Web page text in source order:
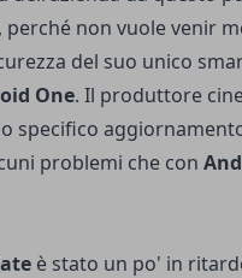
non vuole venir
del suo unico
One. Il produttore
specifico
problemi che con
è stato un po' in